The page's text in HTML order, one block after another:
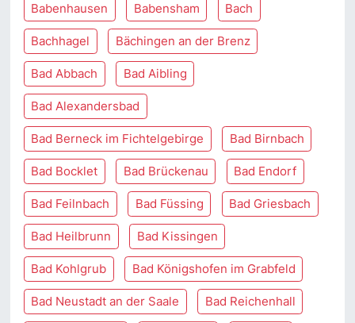
Babenhausen Babensham Bach
Bachhagel Bächingen an der Brenz
Bad Abbach Bad Aibling
Bad Alexandersbad
Bad Berneck im Fichtelgebirge Bad Birnbach
Bad Bocklet Bad Brückenau Bad Endorf
Bad Feilnbach Bad Füssing Bad Griesbach
Bad Heilbrunn Bad Kissingen
Bad Kohlgrub Bad Königshofen im Grabfeld
Bad Neustadt an der Saale Bad Reichenhall